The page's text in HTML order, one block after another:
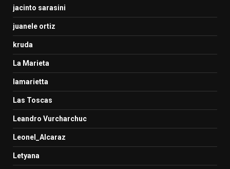
jacinto sarasini
juanele ortiz
kruda
La Marieta
lamarietta
Las Toscas
Leandro Vurcharchuc
Leonel_Alcaraz
Letyana